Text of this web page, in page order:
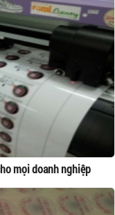
mọi doanh nghiệp